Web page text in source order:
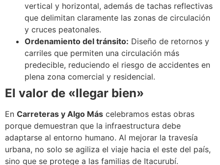
vertical y horizontal, además de tachas reflectivas
que delimitan claramente las zonas de circulación
y cruces peatonales.
Ordenamiento del tránsito: Diseño de retornos y
carriles que permiten una circulación más
predecible, reduciendo el riesgo de accidentes en
plena zona comercial y residencial.
El valor de «llegar bien»
En Carreteras y Algo Más celebramos estas obras
porque demuestran que la infraestructura debe
adaptarse al entorno humano. Al mejorar la travesía
urbana, no solo se agiliza el viaje hacia el este del país,
sino que se protege a las familias de Itacurubí.